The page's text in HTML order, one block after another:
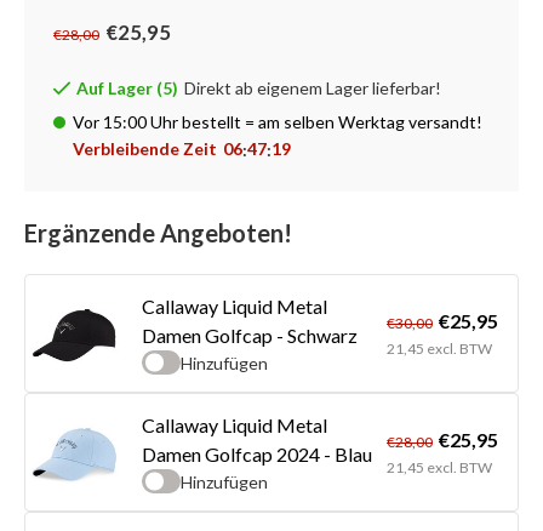
€28,00 €25,95
Auf Lager (5) Direkt ab eigenem Lager lieferbar!
Vor 15:00 Uhr bestellt = am selben Werktag versandt!
Verbleibende Zeit 06:47:18
Ergänzende Angeboten!
Callaway Liquid Metal
Damen Golfcap - Schwarz
Hinzufügen
€30,00 €25,95
21,45 excl. BTW
Callaway Liquid Metal
Damen Golfcap 2024 - Blau
Hinzufügen
€28,00 €25,95
21,45 excl. BTW